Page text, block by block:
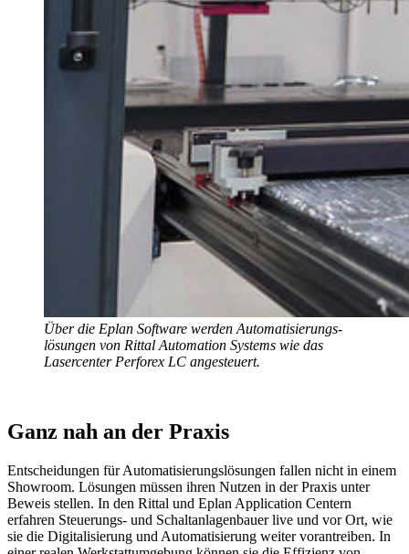
Über die Eplan Software werden Automatisierungs-
lösungen von Rittal Automation Systems wie das
Lasercenter Perforex LC angesteuert.
Ganz nah an der Praxis
Entscheidungen für Automatisierungslösungen fallen nicht in einem
Showroom. Lösungen müssen ihren Nutzen in der Praxis unter
Beweis stellen. In den Rittal und Eplan Application Centern
erfahren Steuerungs- und Schaltanlagenbauer live und vor Ort, wie
sie die Digitalisierung und Automatisierung weiter vorantreiben. In